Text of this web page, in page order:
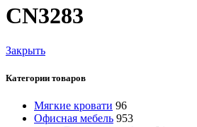
CN3283
Закрыть
Категории товаров
Мягкие кровати 96
Офисная мебель 953